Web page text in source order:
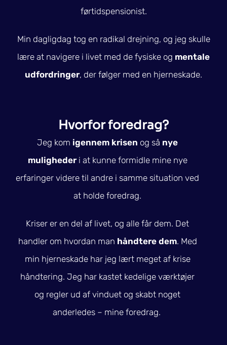
førtidspensionist.
Min dagligdag tog en radikal drejning, og jeg skulle
lære at navigere i livet med de fysiske og mentale
udfordringer, der følger med en hjerneskade.
Hvorfor foredrag?
Jeg kom igennem krisen og så nye
mulighederi at kunne formidle mine nye
erfaringer videre til andre i samme situation ved
at holde foredrag.
Kriser er en del af livet, og alle får dem. Det
handler om hvordan man håndtere dem. Med
min hjerneskade har jeg lært meget af krise
håndtering. Jeg har kastet kedelige værktøjer
og regler ud af vinduet og skabt noget
anderledes – mine foredrag.